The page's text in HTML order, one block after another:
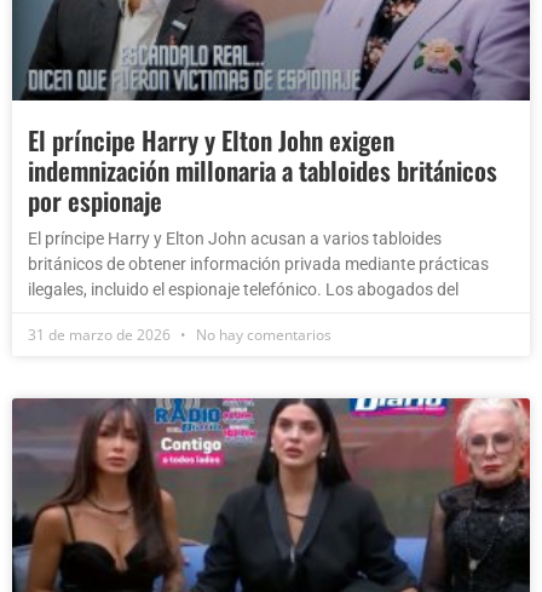
El príncipe Harry y Elton John exigen
indemnización millonaria a tabloides británicos
por espionaje
El príncipe Harry y Elton John acusan a varios tabloides
británicos de obtener información privada mediante prácticas
ilegales, incluido el espionaje telefónico. Los abogados del
31 de marzo de 2026 No hay comentarios